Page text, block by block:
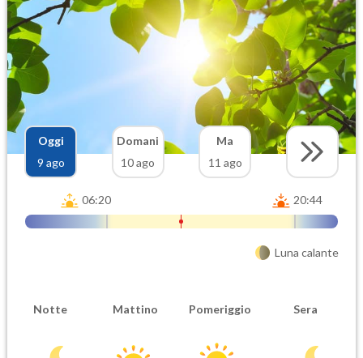
Oggi
9 ago
Domani
10 ago
Ma
11 ago
06:20 20:44
Luna calante
Notte Mattino Pomeriggio Sera